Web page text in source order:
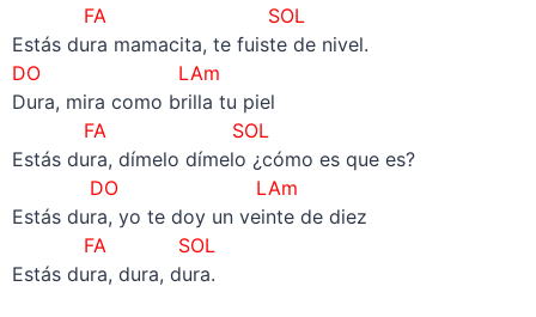
FA SOL
Estás dura mamacita, te fuiste de nivel.
DO LAm
Dura, mira como brilla tu piel
FA SOL
Estás dura, dímelo dímelo ¿cómo es que es?
DO LAm
Estás dura, yo te doy un veinte de diez
FA SOL
Estás dura, dura, dura.